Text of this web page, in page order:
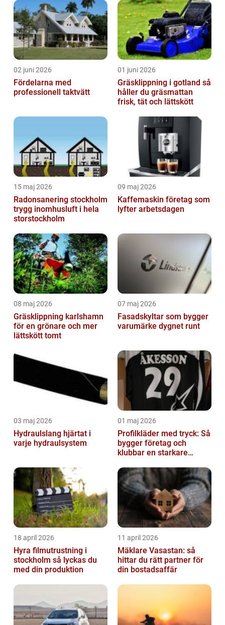
02 juni 2026
Fördelarna med
professionell taktvätt
01 juni 2026
Gräsklippning i gotland så
håller du gräsmattan
frisk, tät och lättskött
15 maj 2026
Radonsanering stockholm
trygg inomhusluft i hela
storstockholm
09 maj 2026
Kaffemaskin företag som
lyfter arbetsdagen
08 maj 2026
Gräsklippning karlshamn
för en grönare och mer
lättskött tomt
07 maj 2026
Fasadskyltar som bygger
varumärke dygnet runt
03 maj 2026
Hydraulslang hjärtat i
varje hydraulsystem
01 maj 2026
Profilkläder med tryck: Så
bygger företag och
klubbar en starkare
18 april 2026
Hyra filmutrustning i
stockholm så lyckas du
med din produktion
11 april 2026
Mäklare Vasastan: så
hittar du rätt partner för
din bostadsaffär